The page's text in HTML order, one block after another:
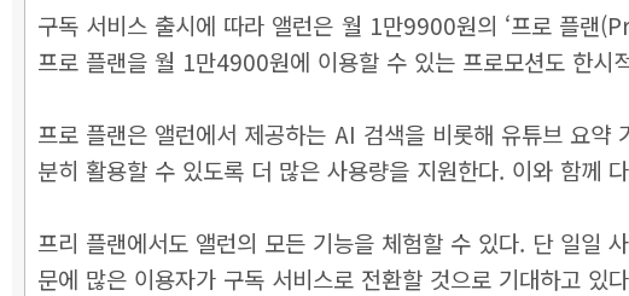
구독 서비스 출시에 따라 앨런은 월 1만9900원의 ‘프로 플랜
프로 플랜을 월 1만4900원에 이용할 수 있는 프로모션도 한시
프로 플랜은 앨런에서 제공하는 AI 검색을 비롯해 유튜브 요
분히 활용할 수 있도록 더 많은 사용량을 지원한다. 이와 함께
프리 플랜에서도 앨런의 모든 기능을 체험할 수 있다. 단 일일
문에 많은 이용자가 구독 서비스로 전환할 것으로 기대하고 있